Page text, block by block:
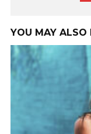
YOU MAY ALSO